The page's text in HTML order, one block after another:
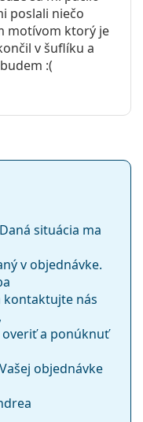
poslali niečo
motívom ktorý je
v šuflíku a
:(
situácia ma
v objednávke.
nás
overiť a ponúknuť
objednávke